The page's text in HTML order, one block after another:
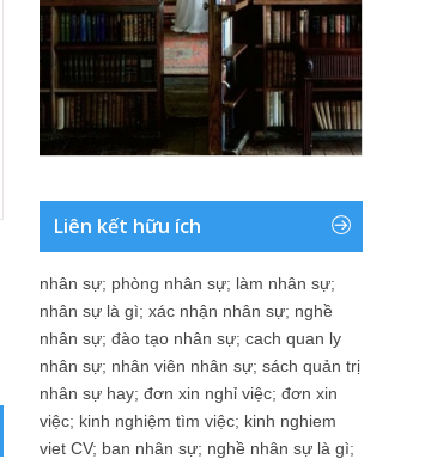
Liên kết hữu ích
nhân sự; phòng nhân sự; làm nhân sự;
nhân sự là gì; xác nhận nhân sự; nghề
nhân sự; đào tạo nhân sự; cach quan ly
nhân sự; nhân viên nhân sự; sách quản trị
nhân sự hay; đơn xin nghỉ việc; đơn xin
việc; kinh nghiệm tìm việc; kinh nghiem
viet CV; ban nhân sự; nghề nhân sự là gì;